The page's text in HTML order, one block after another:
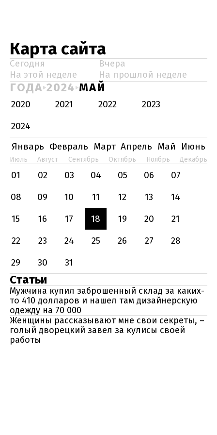
Карта сайта
Сегодня
Вчера
На этой неделе
На прошлой неделе
ГОДА 2024 МАЙ
2020 2021 2022
2023
2024
Январь Февраль Март Апрель Май Июнь
Июль Август Сентябрь Октябрь Ноябрь Декабрь
01 02 03 04 05 06
07
08
09 10 11 12 13
14
15
16 17 18 19 20
21
22
23 24 25 26 27
28
29
30 31
Статьи
Мужчина купил заброшенный склад за каких-
то 410 долларов и нашел там дизайнерскую
одежду на 70 000
Женщины рассказывают мне свои секреты, –
голый дворецкий завел за кулисы своей
работы